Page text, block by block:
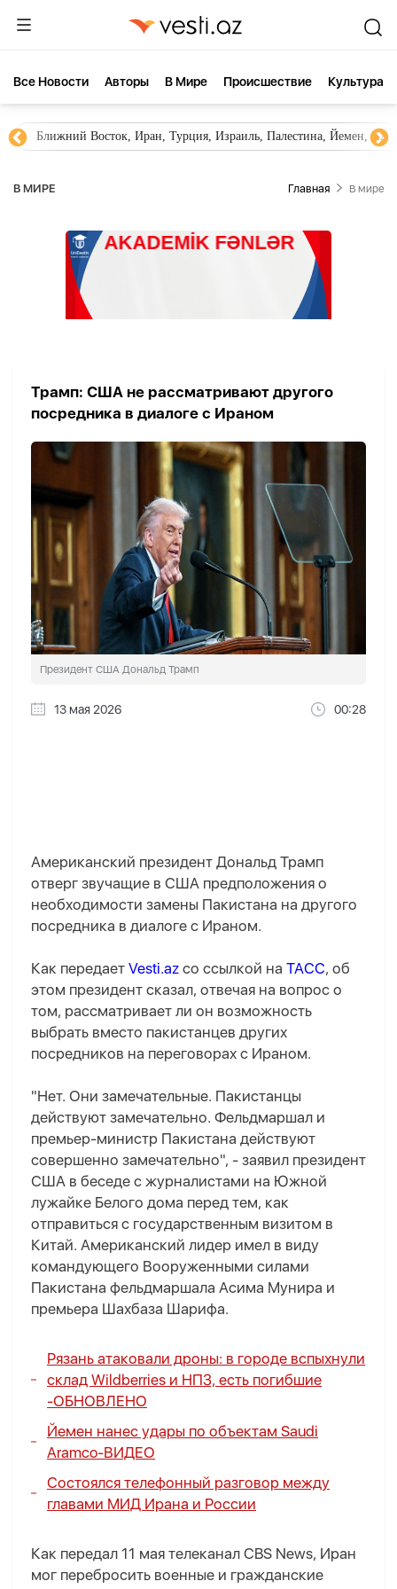
Все Новости Aвторы В Мире Происшествие Культура
Ближний Восток, Иран, Турция, Израиль, Палестина, Йемен,
В МИРЕ Главная В мире
Трамп: США не рассматривают другого
посредника в диалоге с Ираном
Президент США Дональд Трамп
13 мая 2026 00:28
Американский президент Дональд Трамп
отверг звучащие в США предположения о
необходимости замены Пакистана на другого
посредника в диалоге с Ираном.
Как передает Vesti.az со ссылкой на ТАСС, об
этом президент сказал, отвечая на вопрос о
том, рассматривает ли он возможность
выбрать вместо пакистанцев других
посредников на переговорах с Ираном.
"Нет. Они замечательные. Пакистанцы
действуют замечательно. Фельдмаршал и
премьер-министр Пакистана действуют
совершенно замечательно", - заявил президент
США в беседе с журналистами на Южной
лужайке Белого дома перед тем, как
отправиться с государственным визитом в
Китай. Американский лидер имел в виду
командующего Вооруженными силами
Пакистана фельдмаршала Асима Мунира и
премьера Шахбаза Шарифа.
Рязань атаковали дроны: в городе вспыхнули
склад Wildberries и НПЗ, есть погибшие
-ОБНОВЛЕНО
Йемен нанес удары по объектам Saudi
Aramco-ВИДЕО
Состоялся телефонный разговор между
главами МИД Ирана и России
Как передал 11 мая телеканал CBS News, Иран
мог перебросить военные и гражданские